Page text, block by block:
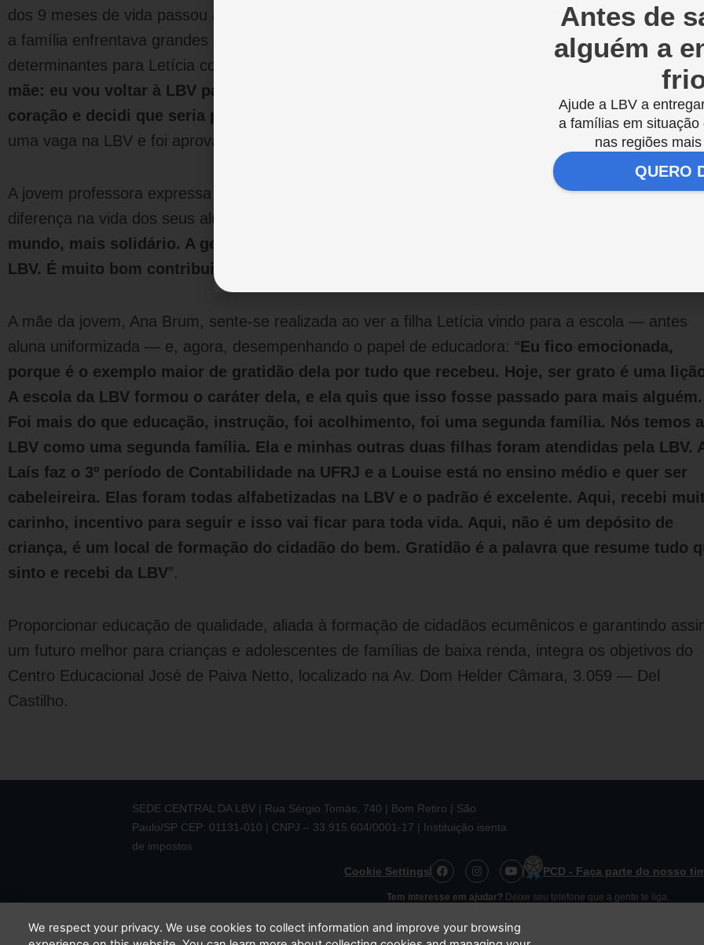
dos 9 meses de vida passou a ser atendida pelo Centro Educacional da LBV, do RJ, período em
a família enfrentava grandes dificuldades financeiras. O incentivo e o exemplo dos educadores
determinantes para Letícia continuar os estudos e para a escolha da carreira. “
Eu falei para minha
mãe: eu vou voltar à LBV para trabalhar, vou dar o meu melhor. Fui mantendo aquilo no
coração e decidi que seria professora
”. Com a graduação em Pedagogia, a jovem candidatou-se
uma vaga na LBV e foi aprovada no processo seletivo.
A jovem professora expressa a sua felicidade em fazer parte agora como educadora e poder fazer
diferença na vida dos seus alunos: “
mundo, mais solidário. A gente sabe que outros profissionais nascerão dentro desta escola
LBV. É muito bom contribuir para uma sociedade melhor
A mãe da jovem, Ana Brum, sente-se realizada ao ver a filha Letícia vindo para a escola — antes
aluna uniformizada — e, agora, desempenhando o papel de educadora: “Eu fico emocionada,
porque é o exemplo maior de gratidão dela por tudo que recebeu. Hoje, ser grato é uma
A escola da LBV formou o caráter dela, e ela quis que isso fosse passado para mais alguém.
Foi mais do que educação, instrução, foi acolhimento, foi uma segunda família. Nós temos a
LBV como uma segunda família. Ela e minhas outras duas filhas foram atendidas pela LBV.
Laís faz o 3º período de Contabilidade na UFRJ e a Louise está no ensino médio e quer ser
cabeleireira. Elas foram todas alfabetizadas na LBV e o padrão é excelente. Aqui, recebi
carinho, incentivo para seguir e isso vai ficar para toda vida. Aqui, não é um depósito de
criança, é um local de formação do cidadão do bem. Gratidão é a palavra que resume tudo
sinto e recebi da LBV”.
Proporcionar educação de qualidade, aliada à formação de cidadãos ecumênicos e garantindo
um futuro melhor para crianças e adolescentes de famílias de baixa renda, integra os objetivos do
Centro Educacional José de Paiva Netto, localizado na Av. Dom Helder Câmara, 3.059 — Del
Castilho.
SEDE CENTRAL DA LBV | Rua Sérgio Tomás, 740 | Bom Retiro | São
Paulo/SP CEP: 01131-010 | CNPJ – 33.915.604/0001-17 | Instituição isenta
de impostos
Cookie Settings
F
a
e
o
o
I
n
t
g
r
Y
o
t
b
e
PCD - Faça parte do nosso
Tem interesse em ajudar? Deixe seu telefone que a gente te liga.
Antes de
alguém a
Ajude a LBV a
a famílias em
nas regiões
QUERO
We respect your privacy. We use cookies to collect information and improve your browsing